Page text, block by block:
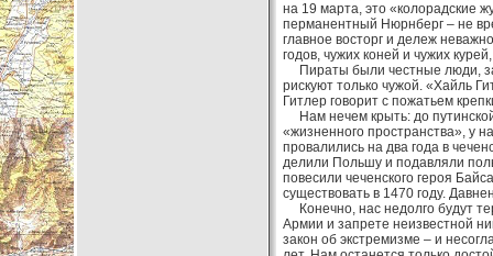
на 19 марта, это «колорадские
перманентный Нюрнберг – не
главное восторг и дележ
годов, чужих коней и чужих
Пираты были честные люди,
рискуют только чужой. «Хайль
Гитлер говорит с пожатьем
Нам нечем крыть: до
«жизненного пространства», у
провалились на два года в
делили Польшу и подавляли
повесили чеченского героя
существовать в 1470 году.
Конечно, нас недолго будут
Армии и запрете неизвестной
закон об экстремизме – и